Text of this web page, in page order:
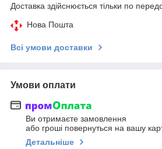
Доставка здійснюється тільки по
Нова Пошта
Всі умови доставки
Умови оплати
Ви отримаєте замовлення
або гроші повернуться на вашу
Детальніше